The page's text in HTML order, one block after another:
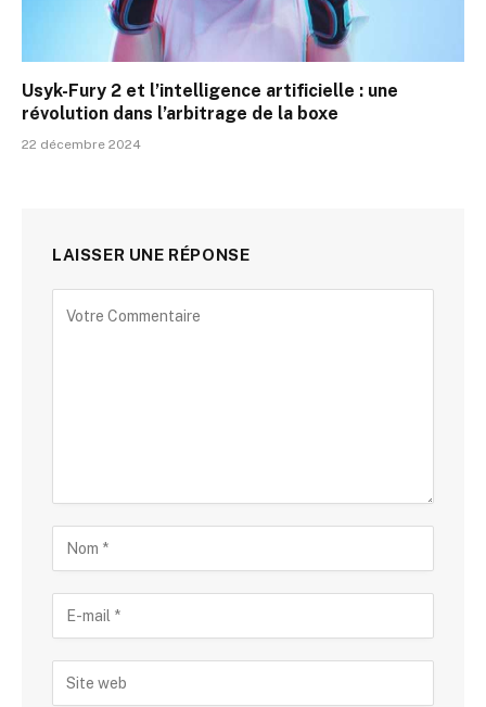
Usyk-Fury 2 et l’intelligence artificielle : une
révolution dans l’arbitrage de la boxe
22 décembre 2024
LAISSER UNE RÉPONSE